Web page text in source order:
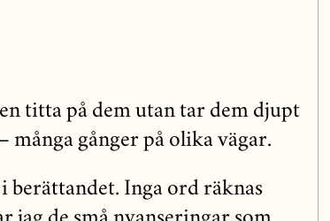
titta på dem utan tar dem djupt
många gånger på olika vägar.
berättandet. Inga ord räknas